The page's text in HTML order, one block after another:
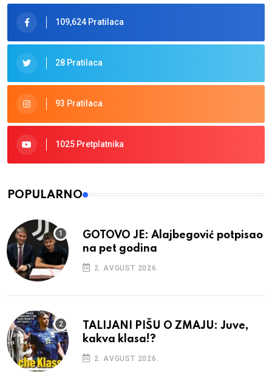
109,624 Pratilaca
28 Pratilaca
93 Pratilaca
1025 Pretplatnika
POPULARNO
GOTOVO JE: Alajbegović potpisao
na pet godina
2. AVGUST 2026.
TALIJANI PIŠU O ZMAJU: Juve,
kakva klasa!?
2. AVGUST 2026.